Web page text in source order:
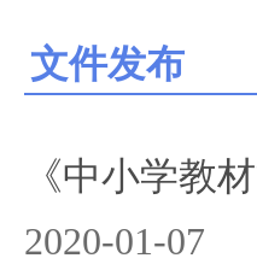
文件发布
《中小学教
2020-01-07